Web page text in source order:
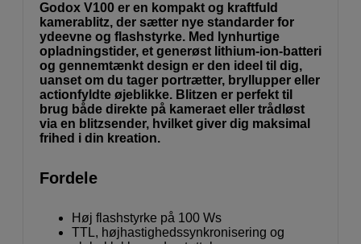
Godox V100 er en kompakt og kraftfuld
kamerablitz, der sætter nye standarder for
ydeevne og flashstyrke. Med lynhurtige
opladningstider, et generøst lithium-ion-batteri
og gennemtænkt design er den ideel til dig,
uanset om du tager portrætter, bryllupper eller
actionfyldte øjeblikke. Blitzen er perfekt til
brug både direkte på kameraet eller trådløst
via en blitzsender, hvilket giver dig maksimal
frihed i din kreation.
Fordele
Høj flashstyrke på 100 Ws
TTL, højhastighedssynkronisering og